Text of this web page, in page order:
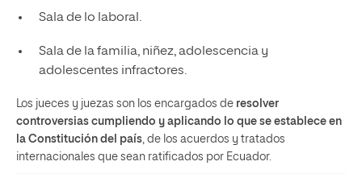
Sala de lo laboral.
Sala de la familia, niñez, adolescencia y
adolescentes infractores.
Los jueces y juezas son los encargados de resolver
controversias cumpliendo y aplicando lo que se establece en
la Constitución del país , de los acuerdos y tratados
internacionales que sean ratificados por Ecuador.